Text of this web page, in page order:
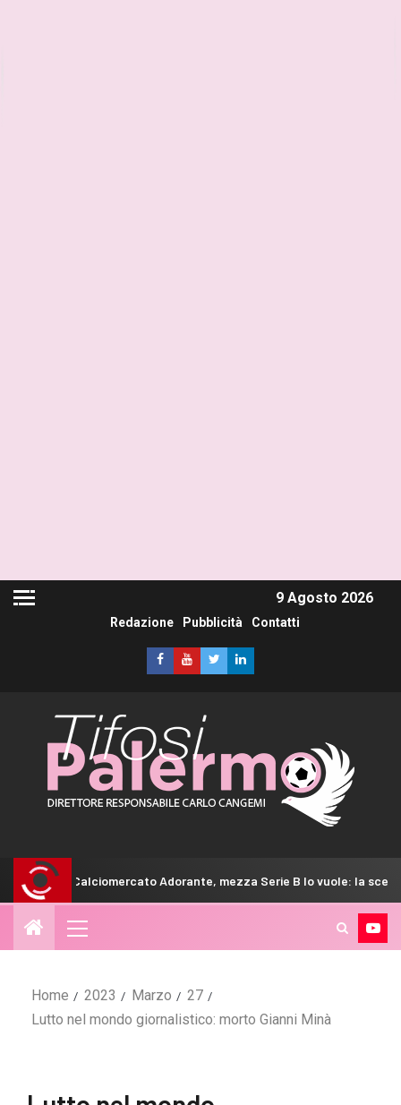
9 Agosto 2026
Redazione Pubblicità Contatti
Adorante, mezza Serie B lo vuole: la scelta del Venezia
Home 2023 Marzo
27
Lutto nel mondo giornalistico: morto Gianni Minà